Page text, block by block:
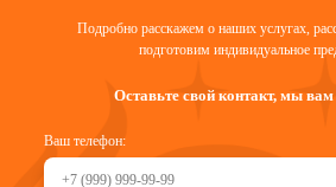
Подробно расскажем о наших услугах,
подготовим индивидуальное
Оставьте свой контакт, мы
Ваш телефон: